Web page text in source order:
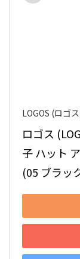
LOGOS (ロゴ
ロゴス
子 ハット
(05 ブラッ